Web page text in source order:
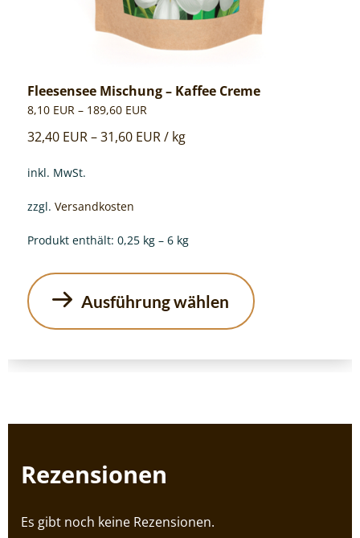
Fleesensee Mischung – Kaffee Creme
8,10 EUR – 189,60 EUR
32,40 EUR–31,60 EUR/ kg
inkl. MwSt.
zzgl. Versandkosten
Produkt enthält: 0,25 kg – 6 kg
Ausführung wählen
Rezensionen
Es gibt noch keine Rezensionen.